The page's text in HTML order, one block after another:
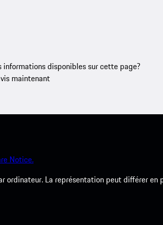
disponibles sur cette page?
maintenant
Notice.
La représentation peut différer